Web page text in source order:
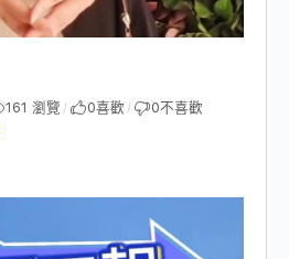
161 瀏覽 / 0喜歡 / 0不喜歡